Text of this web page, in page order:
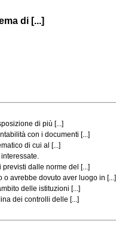
di [...]
di più [...]
con i documenti [...]
di cui al [...]
dalle norme del [...]
avrebbe dovuto aver luogo in [...]
delle istituzioni [...]
dei controlli delle [...]